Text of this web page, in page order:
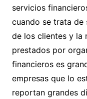
servicios
cuando se trata de
de los clientes y la
prestados por
financieros es
empresas que lo
reportan grandes